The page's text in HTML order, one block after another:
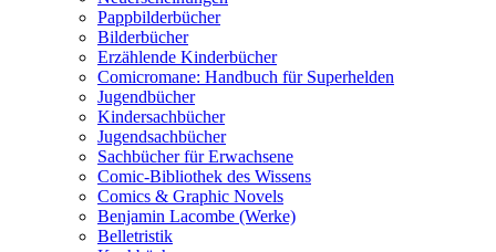
Pappbilderbücher
Bilderbücher
Erzählende Kinderbücher
Comicromane: Handbuch für Superhelden
Jugendbücher
Kindersachbücher
Jugendsachbücher
Sachbücher für Erwachsene
Comic-Bibliothek des Wissens
Comics & Graphic Novels
Benjamin Lacombe (Werke)
Belletristik